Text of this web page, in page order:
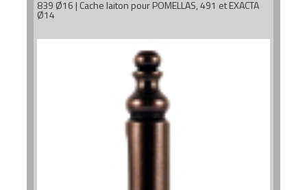
839 Ø16 | Cache laiton pour POMELLAS, 491 et EXACTA
Ø14